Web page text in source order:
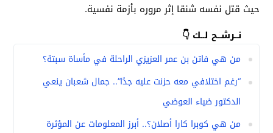
حيث قتل نفسه شنقا إثر مروره بأزمة نفسية.
نــرشــح لــك 👇
من هي فاتن بن عمر العزيزي الراحلة في مأساة سبتة؟
“رغم اختلافي معه حزنت عليه جدًا”.. جمال شعبان ينعي
الدكتور ضياء العوضي
من هي كوبرا كارا أصلان؟.. أبرز المعلومات عن المؤثرة